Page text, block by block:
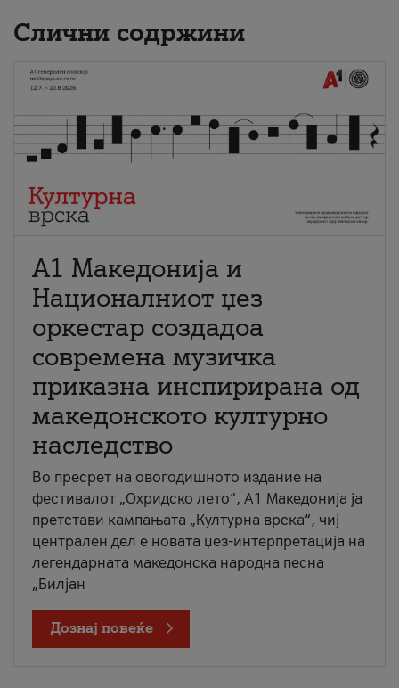
Слични содржини
А1 Македонија и
Националниот џез
оркестар создадоа
современа музичка
приказна инспирирана од
македонското културно
наследство
Во пресрет на овогодишното издание на
фестивалот „Охридско лето“, А1 Македонија ја
претстави кампањата „Културна врска“, чиј
централен дел е новата џез-интерпретација на
легендарната македонска народна песна
„Билјан
Дознај повеќе